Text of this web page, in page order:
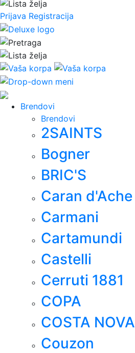
Prijava Registracija
Brendovi
Brendovi
2SAINTS
Bogner
BRIC'S
Caran d'Ache
Carmani
Cartamundi
Castelli
Cerruti 1881
COPA
COSTA NOVA
Couzon